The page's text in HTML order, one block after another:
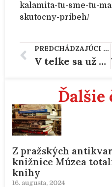
kalamita-tu-sme-tu-
skutocny-pribeh/
PREDCHÁDZAJÚCI ČLÁNOK
V telke sa už vyjadril odborár a krajská sudkyňa, chýba ešte zdatný poľovník a hasič.
Ďalšie
Z pražských
knižnice Múzea
knihy
16. augusta, 2024